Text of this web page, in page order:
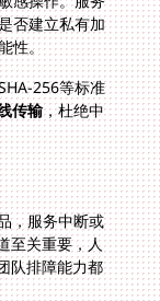
性。
256等标准
传输，杜绝中
，服务中断或
至关重要，人
队排障能力都